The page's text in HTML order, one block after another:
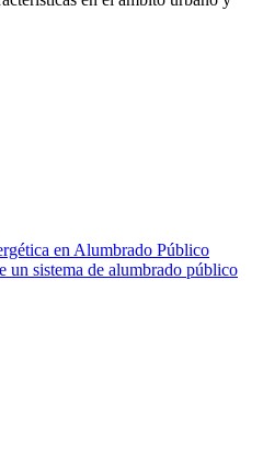
en Alumbrado Público
un sistema de alumbrado público